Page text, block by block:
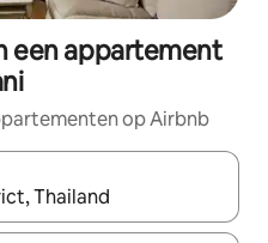
een appartement
op Airbnb
zijn, maak je een keuze